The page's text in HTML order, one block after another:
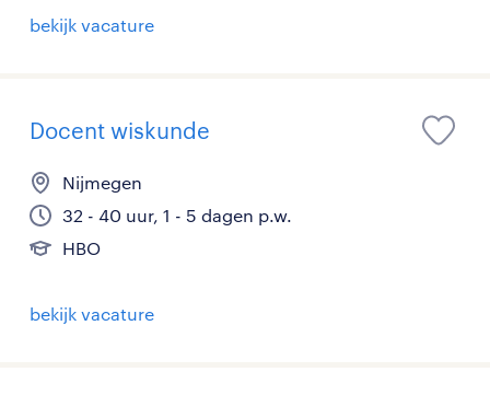
bekijk vacature
Docent wiskunde
Nijmegen
32 - 40 uur, 1 - 5 dagen p.w.
HBO
bekijk vacature